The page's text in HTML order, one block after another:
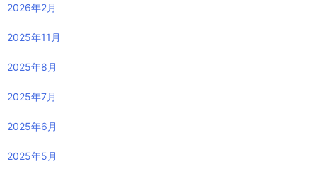
2026年2月
2025年11月
2025年8月
2025年7月
2025年6月
2025年5月